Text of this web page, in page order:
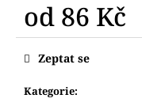
od 86 Kč
Měrná
cena:
Kategorie:
Zeptat se
u
j
e